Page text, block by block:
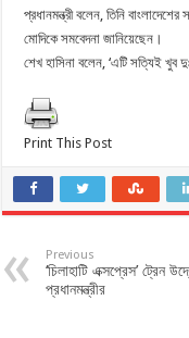
প্রধানমন্ত্রী বলেন, তিনি
মোদিকে সমবেদনা জানিয়েছেন।
শেখ হাসিনা বলেন, ‘এটি সত্যিই
Print This Post
Previous
‘চিলাহাটি এক্সপ্রেস’ ট্রেন
প্রধানমন্ত্রীর